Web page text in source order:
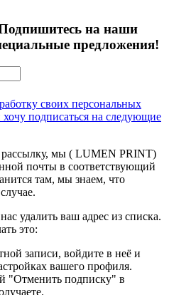
на наши
предложения!
своих персональных
хочу подписаться на следующие
мы ( LUMEN PRINT)
почты в соответствующий
там, мы знаем, что
удалить ваш адрес из списка.
это:
записи, войдите в неё и
вашего профиля.
"Отменить подписку" в